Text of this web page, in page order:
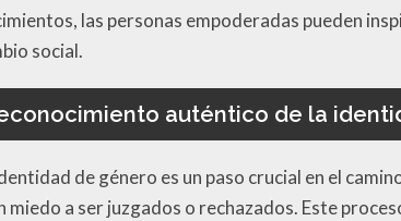
las personas empoderadas pueden
social.
auténtico de la
de género es un paso crucial en el
a ser juzgados o rechazados. Este